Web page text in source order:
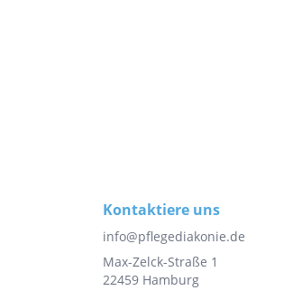
Kontaktiere uns
info@pflegediakonie.de
Max-Zelck-Straße 1
22459 Hamburg